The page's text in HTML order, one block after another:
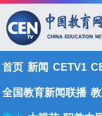
首页 新闻 CETV1
全国教育新闻联播